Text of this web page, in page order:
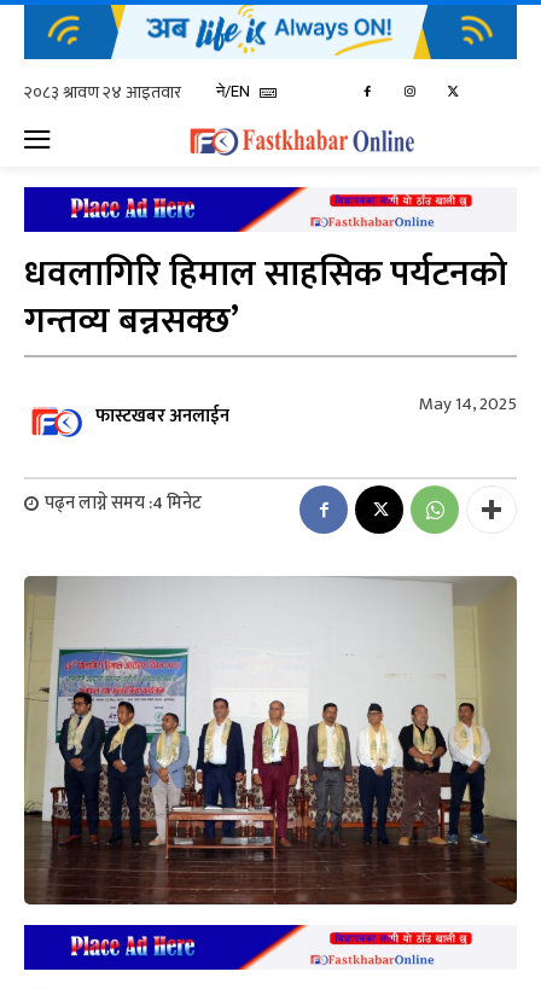
ने/EN
धवलागिरि हिमाल साहसिक पर्यटनको
गन्तव्य बन्नसक्छ’
फास्टखबर अनलाईन May 14, 2025
पढ्न लाग्ने समय :4मिनेट